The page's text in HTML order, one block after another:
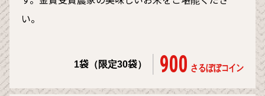
い。
1袋（限定30袋） 900 さるぼぼコイン